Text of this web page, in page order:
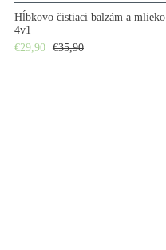
Hĺbkovo čistiaci balzám a mlieko
4v1
€29,90
€35,90